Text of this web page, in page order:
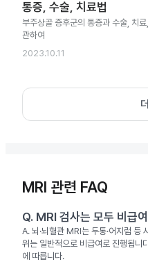
통증, 수술, 치료법
부주상골 증후군의 통증과 수술, 치료
관하여
2023.10.11
MRI 관련 FAQ
Q. MRI 검사는 모두 비급
A. 뇌·뇌혈관 MRI는 두통·어지럼 등
위는 일반적으로 비급여로 진행됩니
에 따릅니다.